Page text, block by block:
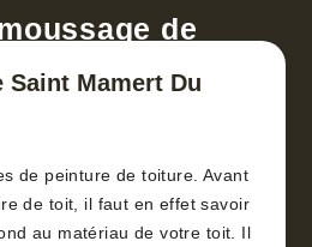
de
Mamert Du
de peinture de toiture. Avant
de toit, il faut en effet savoir
au matériau de votre toit. Il